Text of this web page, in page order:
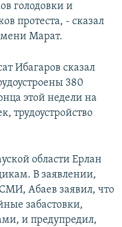
голодовки и
протеста, - сказал
Марат.
Ибагаров сказал
380
этой недели на
трудоустройство
области Ерлан
В заявлении,
Абаев заявил, что
забастовки,
и предупредил,